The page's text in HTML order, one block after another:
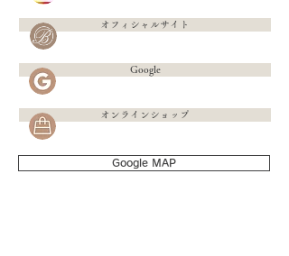
オフィシャルサイト
Google
オンラインショップ
Google MAP